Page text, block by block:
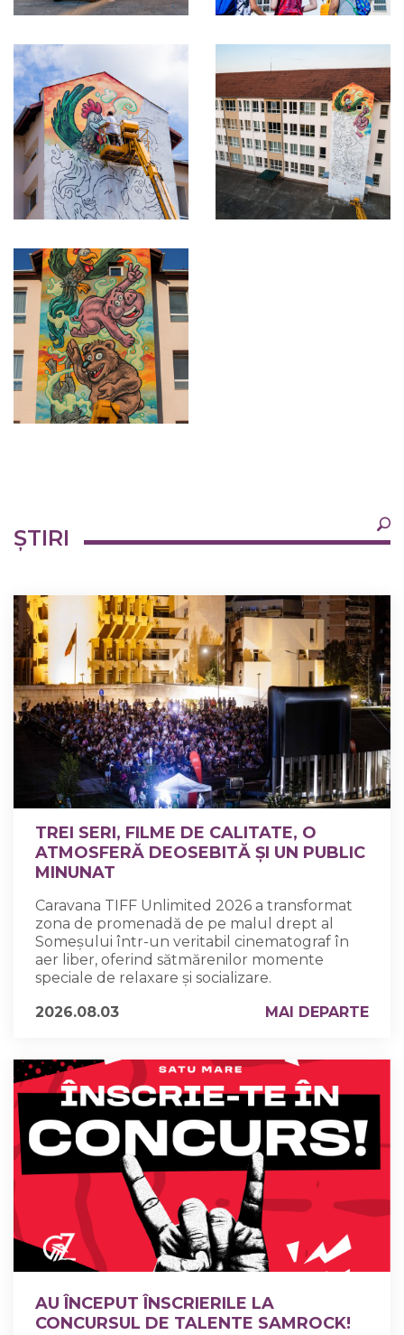
Ultimele Oricând ×
ȘTIRI
TREI SERI, FILME DE CALITATE, O
ATMOSFERĂ DEOSEBITĂ ȘI UN PUBLIC
MINUNAT
Caravana TIFF Unlimited 2026 a transformat
zona de promenadă de pe malul drept al
Someșului într-un veritabil cinematograf în
aer liber, oferind sătmărenilor momente
speciale de relaxare și socializare.
2026.08.03
MAI DEPARTE
AU ÎNCEPUT ÎNSCRIERILE LA
CONCURSUL DE TALENTE SAMROCK!